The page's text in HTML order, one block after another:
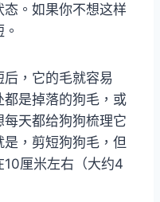
。如果你不想这样
，它的毛就容易
是掉落的狗毛，或
天都给狗狗梳理它
，剪短狗狗毛，但
10厘米左右（大约4